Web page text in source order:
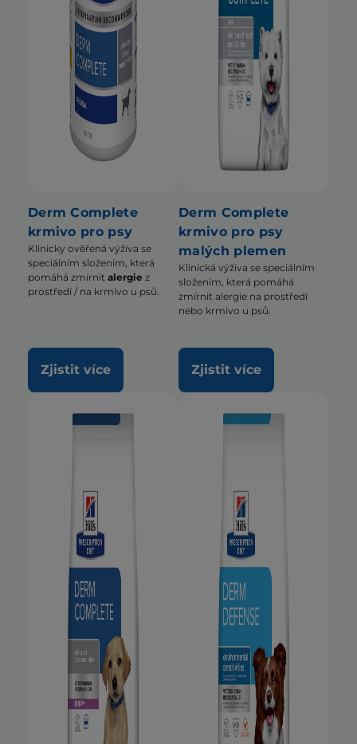
Derm Complete
krmivo pro psy
Klinicky ověřená výživa se
speciálním složením, která
pomáhá zmírnit alergie z
prostředí / na krmivo u psů.
Zjistit více
Derm Complete
krmivo pro psy
malých plemen
Klinická výživa se speciálním
složením, která pomáhá
zmírnit alergie na prostředí
nebo krmivo u psů.
Zjistit více